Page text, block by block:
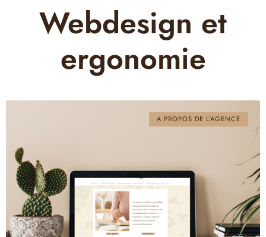
Webdesign et
ergonomie
A PROPOS DE L'AGENCE